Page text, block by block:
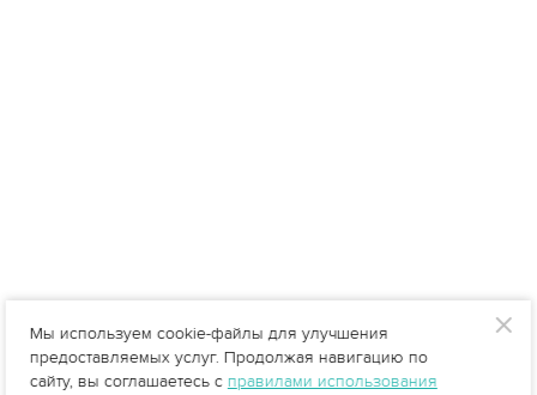
Мы используем cookie-файлы для улучшения
предоставляемых услуг. Продолжая навигацию по
сайту, вы соглашаетесь с правилами использования